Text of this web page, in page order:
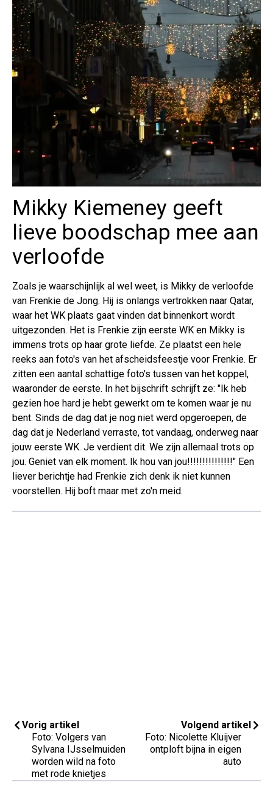
Mikky Kiemeney geeft
lieve boodschap mee aan
verloofde
Zoals je waarschijnlijk al wel weet, is Mikky de verloofde
van Frenkie de Jong. Hij is onlangs vertrokken naar Qatar,
waar het WK plaats gaat vinden dat binnenkort wordt
uitgezonden. Het is Frenkie zijn eerste WK en Mikky is
immens trots op haar grote liefde. Ze plaatst een hele
reeks aan foto's van het afscheidsfeestje voor Frenkie. Er
zitten een aantal schattige foto's tussen van het koppel,
waaronder de eerste. In het bijschrift schrijft ze: "Ik heb
gezien hoe hard je hebt gewerkt om te komen waar je nu
bent. Sinds de dag dat je nog niet werd opgeroepen, de
dag dat je Nederland verraste, tot vandaag, onderweg naar
jouw eerste WK. Je verdient dit. We zijn allemaal trots op
jou. Geniet van elk moment. Ik hou van jou!!!!!!!!!!!!!!!" Een
liever berichtje had Frenkie zich denk ik niet kunnen
voorstellen. Hij boft maar met zo'n meid.
Vorig artikel
Foto: Volgers van
Sylvana IJsselmuiden
worden wild na foto
met rode knietjes
Volgend artikel
Foto: Nicolette Kluijver
ontploft bijna in eigen
auto